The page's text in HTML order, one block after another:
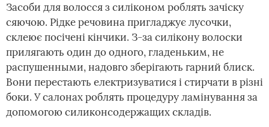
Засоби для волосся з силіконом роблять зачіску
сяючою. Рідке речовина пригладжує лусочки,
склеює посічені кінчики. З-за силікону волоски
прилягають один до одного, гладеньким, не
распушенными, надовго зберігають гарний блиск.
Вони перестають електризуватися і стирчати в різні
боки. У салонах роблять процедуру ламінування за
допомогою силиконсодержащих складів.